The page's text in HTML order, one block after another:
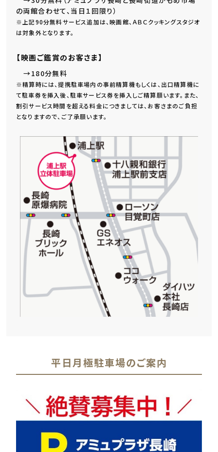
の両館合わせて、当日１回限り）
※上記90分無料サービス追加は、映画館、ＡＢＣクッキングスタジオ
は対象外となります。
【映画ご鑑賞のお客さま】
→180分無料
※精算時には、提携駐車場内の事前精算機もしくは、出口精算機に
て駐車券を挿入後、駐車サービス券を挿入しご精算願います。また、
割引サービス時間を超える料金につきましては、お客さまのご負担
となりますので、ご了承願います。
平日月極駐車場のご案内